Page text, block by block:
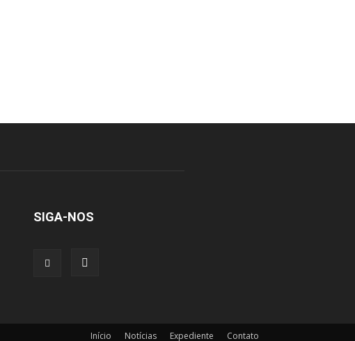
SIGA-NOS
Início Notícias Expediente Contato